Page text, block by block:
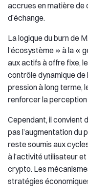
accrues en matière de
d’échange.
La logique du burn de
l’écosystème » à la «
aux actifs à offre fixe,
contrôle dynamique de
pression à long terme,
renforcer la perception
Cependant, il convient
pas l’augmentation du
reste soumis aux
à l’activité utilisateur
crypto. Les
stratégies